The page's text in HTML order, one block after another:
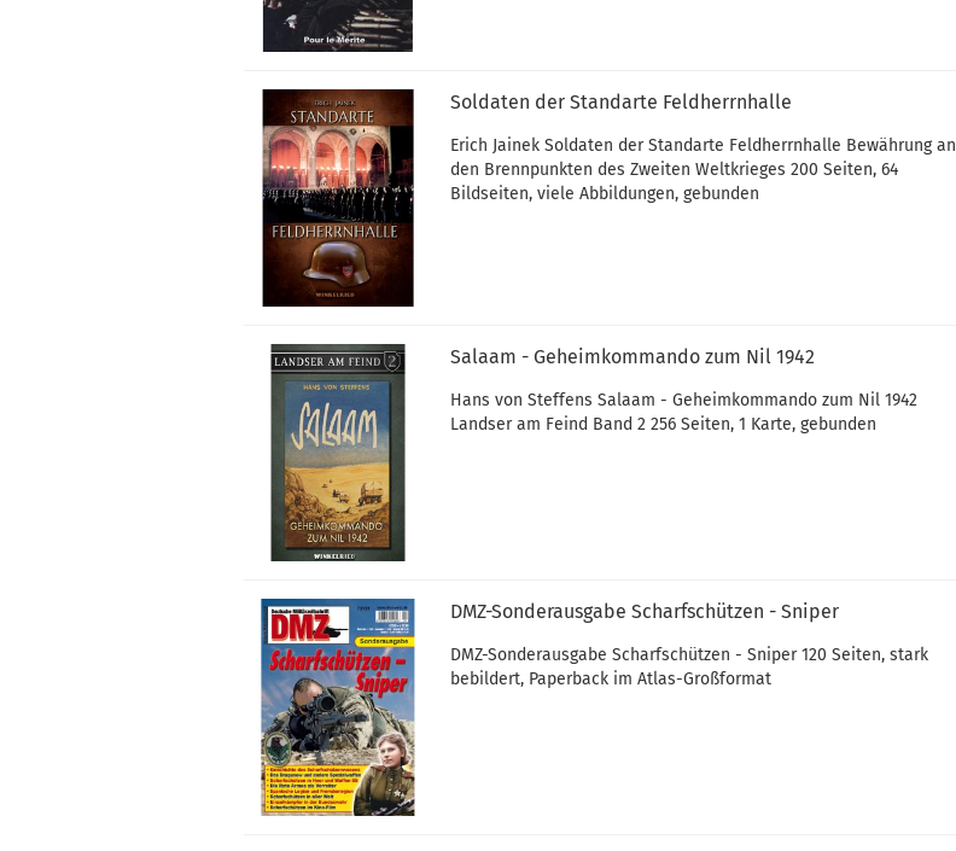
Soldaten der Standarte Feldherrnhalle
Erich Jainek Soldaten der Standarte Feldherrnhalle Bewährung an
den Brennpunkten des Zweiten Weltkrieges 200 Seiten, 64
Bildseiten, viele Abbildungen, gebunden
Salaam - Geheimkommando zum Nil 1942
Hans von Steffens Salaam - Geheimkommando zum Nil 1942
Landser am Feind Band 2 256 Seiten, 1 Karte, gebunden
DMZ-Sonderausgabe Scharfschützen - Sniper
DMZ-Sonderausgabe Scharfschützen - Sniper 120 Seiten, stark
bebildert, Paperback im Atlas-Großformat